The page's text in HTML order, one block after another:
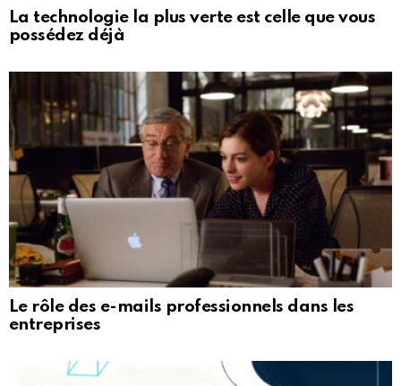
La technologie la plus verte est celle que vous
possédez déjà
Le rôle des e-mails professionnels dans les
entreprises